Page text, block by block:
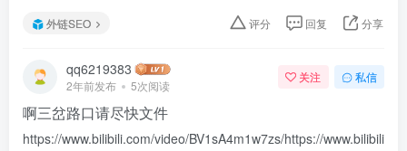
外链SEO 评分 回复 分享
qq6219383
2年前发布 5次阅读
关注 私信
啊三岔路口请尽快文件
https://www.bilibili.com/video/BV1sA4m1w7zs/https://